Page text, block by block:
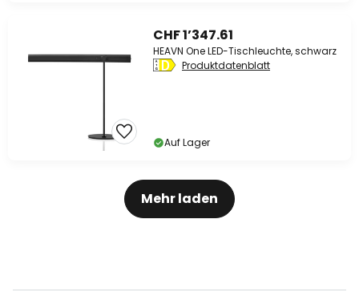
CHF 1’347.61
HEAVN One LED-Tischleuchte, schwarz
Produktdatenblatt
Auf Lager
Mehr laden